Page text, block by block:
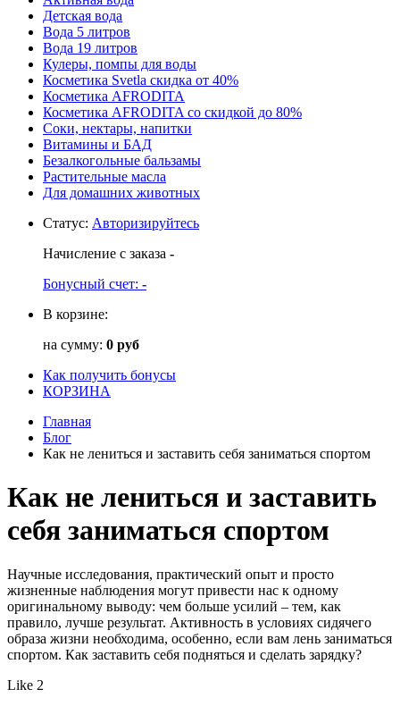
Детская вода
Вода 5 литров
Вода 19 литров
Кулеры, помпы для воды
Косметика Svetla скидка от 40%
Косметика AFRODITA
Косметика AFRODITA со скидкой до 80%
Соки, нектары, напитки
Витамины и БАД
Безалкогольные бальзамы
Растительные масла
Для домашних животных
Статус: Авторизируйтесь
Начисление с заказа -
Бонусный счет: -
В корзине:
на сумму: 0 руб
Как получить бонусы
КОРЗИНА
Главная
Блог
Как не лениться и заставить себя заниматься спортом
Как не лениться и заставить
себя заниматься спортом
Научные исследования, практический опыт и просто
жизненные наблюдения могут привести нас к одному
оригинальному выводу: чем больше усилий – тем, как
правило, лучше результат. Активность в условиях сидячего
образа жизни необходима, особенно, если вам лень заниматься
спортом. Как заставить себя подняться и сделать зарядку?
Like 2